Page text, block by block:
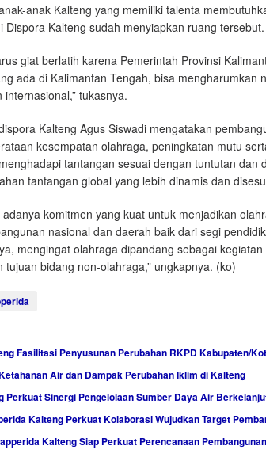
anak Kalteng yang memiliki talenta
Dispora Kalteng sudah menyiapkan ruang tersebut.
giat berlatih karena Pemerintah Provinsi
ada di Kalimantan Tengah, bisa mengharumkan
tukasnya.
Kalteng Agus Siswadi mengatakan
kesempatan olahraga, peningkatan mutu
tantangan sesuai dengan tuntutan dan
tantangan global yang lebih dinamis dan
adanya komitmen yang kuat untuk menjadikan
nasional dan daerah baik dari segi
mengingat olahraga dipandang sebagai
tujuan bidang non-olahraga,” ungkapnya. (ko)
Fasilitasi Penyusunan Perubahan RKPD Kabupaten/
Air dan Dampak Perubahan Iklim di Kalteng
Perkuat Sinergi Pengelolaan Sumber Daya Air
Kalteng Perkuat Kolaborasi Wujudkan Target
Kalteng Siap Perkuat Perencanaan